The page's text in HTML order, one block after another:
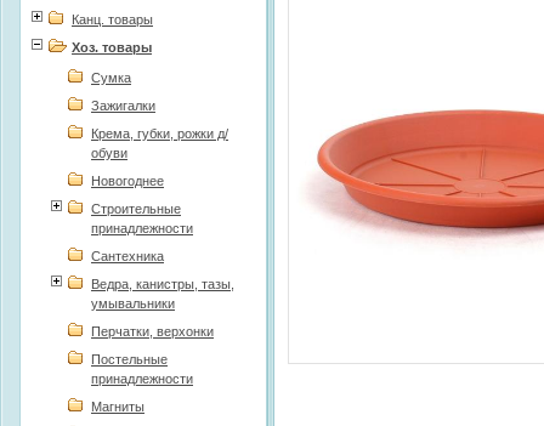
Канц. товары
Хоз. товары
Сумка
Зажигалки
Крема, губки, рожки д/
обуви
Новогоднее
Строительные
принадлежности
Сантехника
Ведра, канистры, тазы,
умывальники
Перчатки, верхонки
Постельные
принадлежности
Магниты